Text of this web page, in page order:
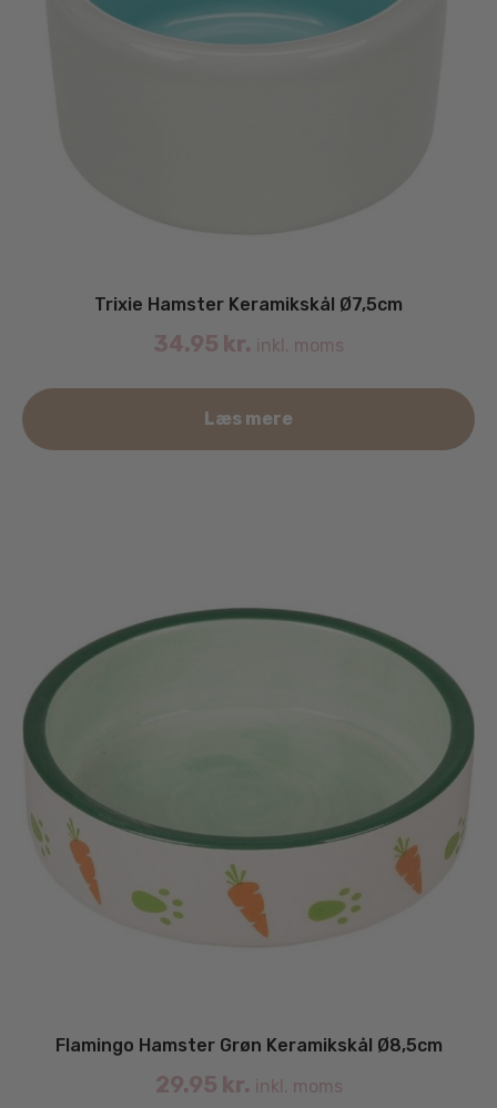
Trixie Hamster Keramikskål Ø7,5cm
34.95 kr. inkl. moms
Læs mere
Flamingo Hamster Grøn Keramikskål Ø8,5cm
29.95 kr. inkl. moms